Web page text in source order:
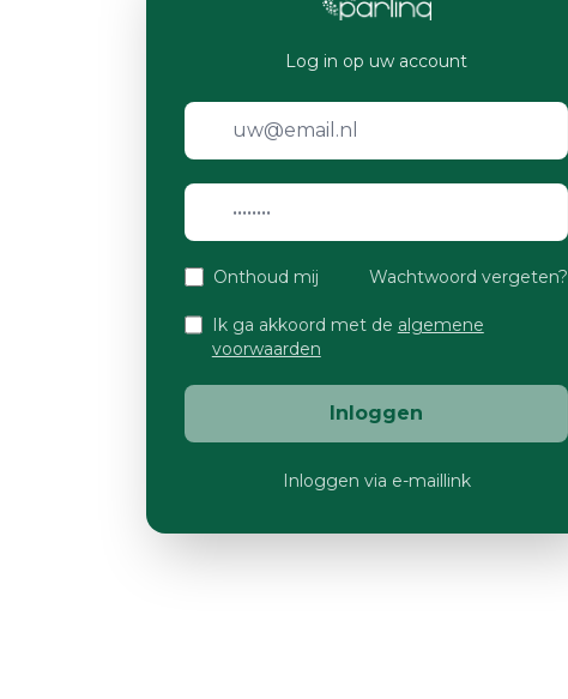
Log in op uw account
Onthoud mij Wachtwoord vergeten?
Ik ga akkoord met de algemene
voorwaarden
Inloggen
Inloggen via e-maillink